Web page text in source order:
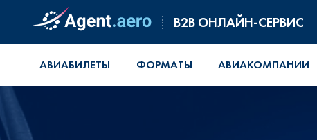
B2B ОНЛАЙН-СЕРВИС
АВИАБИЛЕТЫ ФОРМАТЫ АВИАКОМПАНИИ